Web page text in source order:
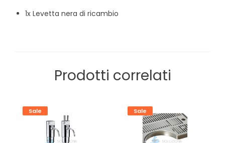
1x Levetta nera di ricambio
Prodotti correlati
Sale Sale